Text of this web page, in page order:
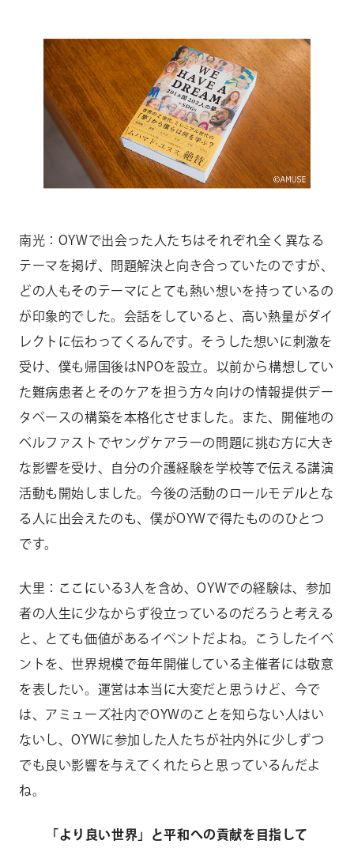
南光：OYWで出会った人たちはそれぞれ全く異なる
テーマを掲げ、問題解決と向き合っていたのですが、
どの人もそのテーマにとても熱い想いを持っているの
が印象的でした。会話をしていると、高い熱量がダイ
レクトに伝わってくるんです。そうした想いに刺激を
受け、僕も帰国後はNPOを設立。以前から構想してい
た難病患者とそのケアを担う方々向けの情報提供デー
タベースの構築を本格化させました。また、開催地の
ベルファストでヤングケアラーの問題に挑む方に大き
な影響を受け、自分の介護経験を学校等で伝える講演
活動も開始しました。今後の活動のロールモデルとな
る人に出会えたのも、僕がOYWで得たもののひとつ
です。
大里：ここにいる3人を含め、OYWでの経験は、参加
者の人生に少なからず役立っているのだろうと考える
と、とても価値があるイベントだよね。こうしたイベ
ントを、世界規模で毎年開催している主催者には敬意
を表したい。運営は本当に大変だと思うけど、今で
は、アミューズ社内でOYWのことを知らない人はい
ないし、OYWに参加した人たちが社内外に少しずつ
でも良い影響を与えてくれたらと思っているんだよ
ね。
「より良い世界」と平和への貢献を目指して